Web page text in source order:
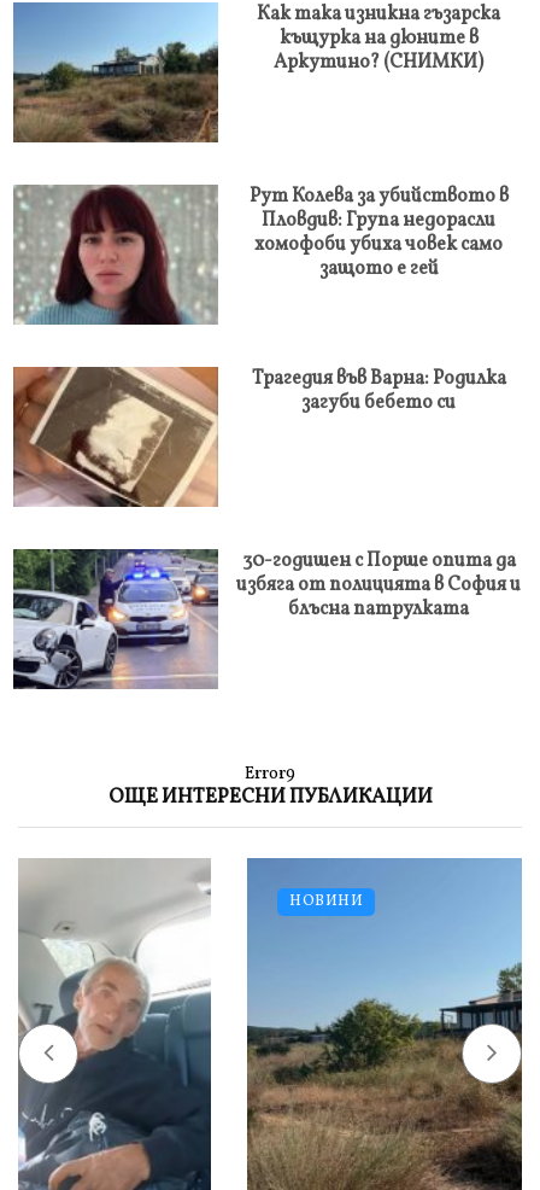
Как така изникна гъзарска
къщурка на дюните в
Аркутино? (СНИМКИ)
Рут Колева за убийството в
Пловдив: Група недорасли
хомофоби убиха човек само
защото е гей
Трагедия във Варна: Родилка
загуби бебето си
30-годишен с Порше опита да
избяга от полицията в София и
блъсна патрулката
Error9
ОЩЕ ИНТЕРЕСНИ ПУБЛИКАЦИИ